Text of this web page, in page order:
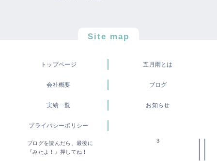
ブログを読んだら、最後に
『みたよ！』押してね！
3
Site map
トップページ 五月雨とは
会社概要 ブログ
実績一覧 お知らせ
プライバシーポリシー
©株式会社 五月雨